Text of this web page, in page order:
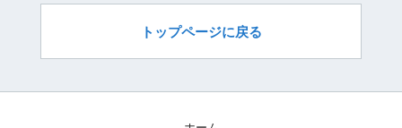
トップページに戻る